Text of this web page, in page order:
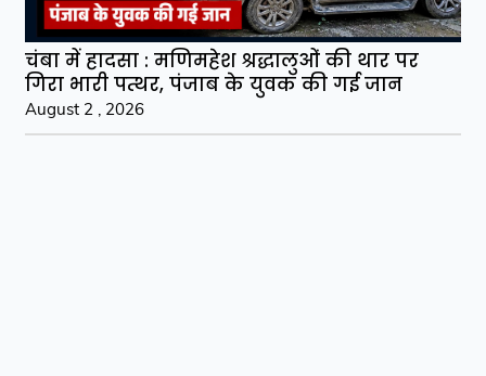
चंबा में हादसा : मणिमहेश श्रद्धालुओं की थार पर
गिरा भारी पत्थर, पंजाब के युवक की गई जान
August 2 , 2026